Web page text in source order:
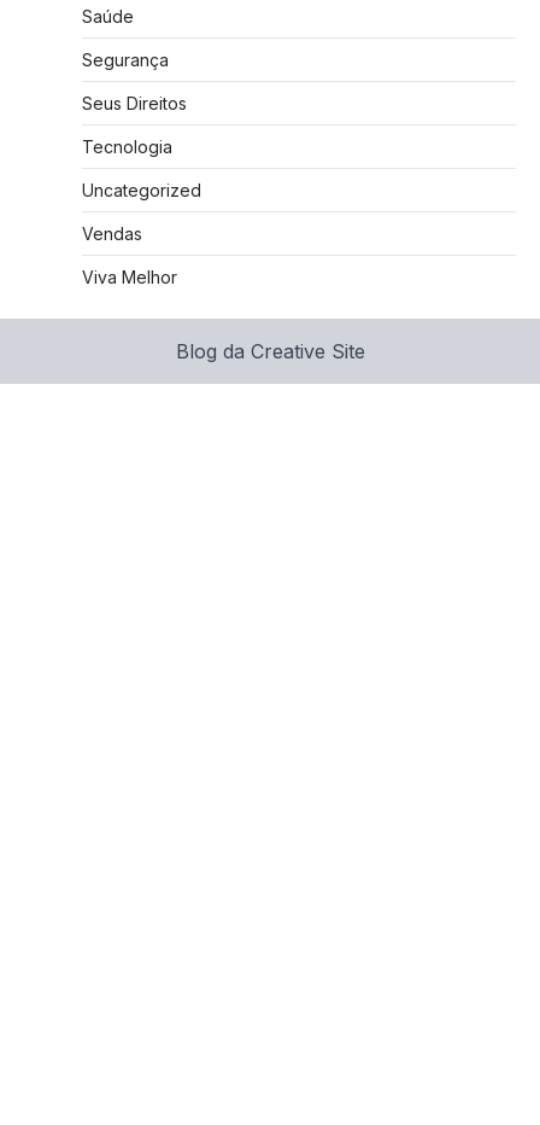
Saúde
Segurança
Seus Direitos
Tecnologia
Uncategorized
Vendas
Viva Melhor
Blog da Creative Site